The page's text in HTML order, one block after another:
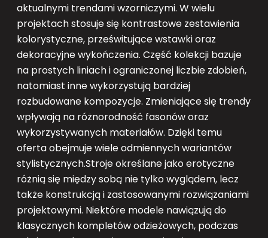
aktualnymi trendami wzorniczymi. W wielu
projektach stosuje się kontrastowe zestawienia
kolorystyczne, prześwitujące wstawki oraz
dekoracyjne wykończenia. Część kolekcji bazuje
na prostych liniach i ograniczonej liczbie zdobień,
natomiast inne wykorzystują bardziej
rozbudowane kompozycje. Zmieniające się trendy
wpływają na różnorodność fasonów oraz
wykorzystywanych materiałów. Dzięki temu
oferta obejmuje wiele odmiennych wariantów
stylistycznych.Stroje określane jako erotyczne
różnią się między sobą nie tylko wyglądem, lecz
także konstrukcją i zastosowanymi rozwiązaniami
projektowymi. Niektóre modele nawiązują do
klasycznych kompletów odzieżowych, podczas